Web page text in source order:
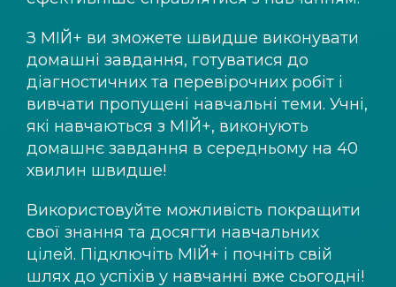
З МІЙ+ ви зможете швидше виконувати
домашні завдання, готуватися до
діагностичних та перевірочних робіт і
вивчати пропущені навчальні теми. Учні,
які навчаються з МІЙ+, виконують
домашнє завдання в середньому на 40
хвилин швидше!
Використовуйте можливість покращити
свої знання та досягти навчальних
цілей. Підключіть МІЙ+ і почніть свій
шлях до успіхів у навчанні вже сьогодні!